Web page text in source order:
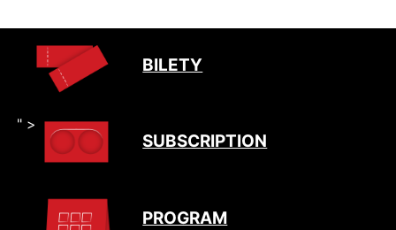
BILETY
" >
SUBSCRIPTION
PROGRAM